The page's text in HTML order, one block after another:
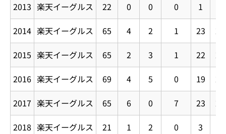
2013 楽天イーグルス 22 0 0 0 1
2014 楽天イーグルス 65 4 2 1 23
27
2015 楽天イーグルス 65 2 3 1 22
24
2016 楽天イーグルス 69 4 5 0 19
23
2017 楽天イーグルス 65 6 0 7 23
29
2018 楽天イーグルス 21 1 2 0 3